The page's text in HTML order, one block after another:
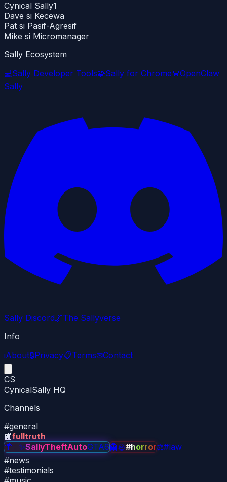
Cynical Sally1
Dave si Kecewa
Pat si Pasif-Agresif
Mike si Micromanager
Sally Ecosystem
💻Sally Developer Tools🧩Sally for Chrome🦀OpenClaw
Sally
Sally Discord🌌The Sallyverse
Info
iAbout🔒Privacy📋Terms✉Contact
CS
CynicalSally HQ
Channels
#general
📰fulltruth
🌴
✨SallyTheftAutoGTA6👻🪨#horror⚖#law
#news
#testimonials